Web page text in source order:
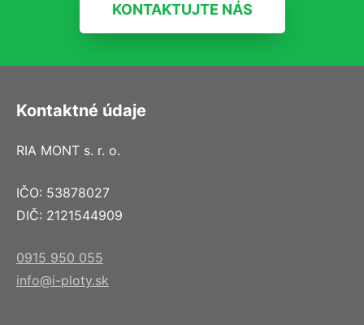
KONTAKTUJTE NÁS
Kontaktné údaje
RIA MONT s. r. o.
IČO: 53878027
DIČ: 2121544909
0915 950 055
info@i-ploty.sk